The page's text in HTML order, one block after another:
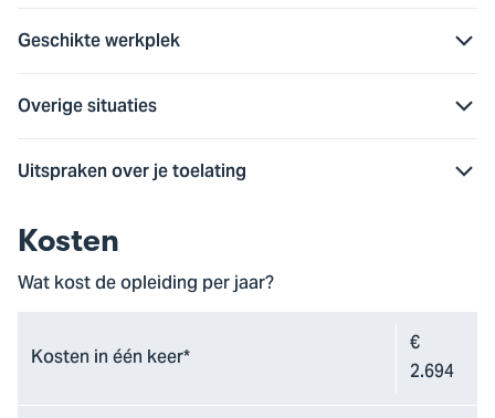
Geschikte werkplek
Overige situaties
Uitspraken over je toelating
Kosten
Wat kost de opleiding per jaar?
Kosten in één keer*
€
2.694